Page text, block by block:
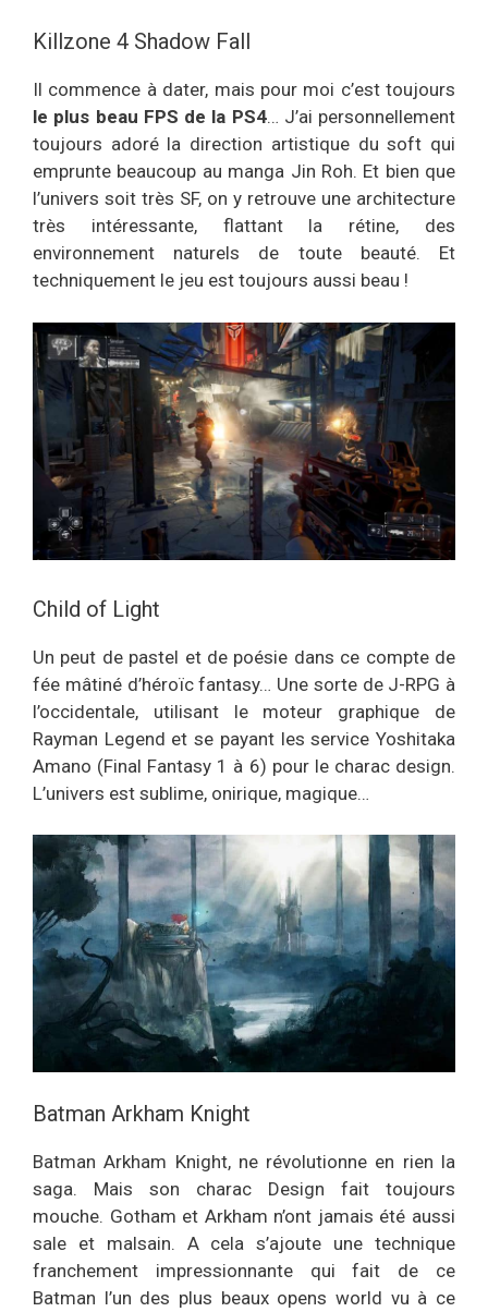
Killzone 4 Shadow Fall
Il commence à dater, mais pour moi c’est toujours
le plus beau FPS de la PS4… J’ai personnellement
toujours adoré la direction artistique du soft qui
emprunte beaucoup au manga Jin Roh. Et bien que
l’univers soit très SF, on y retrouve une architecture
très intéressante, flattant la rétine, des
environnement naturels de toute beauté. Et
techniquement le jeu est toujours aussi beau !
Child of Light
Un peut de pastel et de poésie dans ce compte de
fée mâtiné d’héroïc fantasy… Une sorte de J-RPG à
l’occidentale, utilisant le moteur graphique de
Rayman Legend et se payant les service Yoshitaka
Amano (Final Fantasy 1 à 6) pour le charac design.
L’univers est sublime, onirique, magique…
Batman Arkham Knight
Batman Arkham Knight, ne révolutionne en rien la
saga. Mais son charac Design fait toujours
mouche. Gotham et Arkham n’ont jamais été aussi
sale et malsain. A cela s’ajoute une technique
franchement impressionnante qui fait de ce
Batman l’un des plus beaux opens world vu à ce